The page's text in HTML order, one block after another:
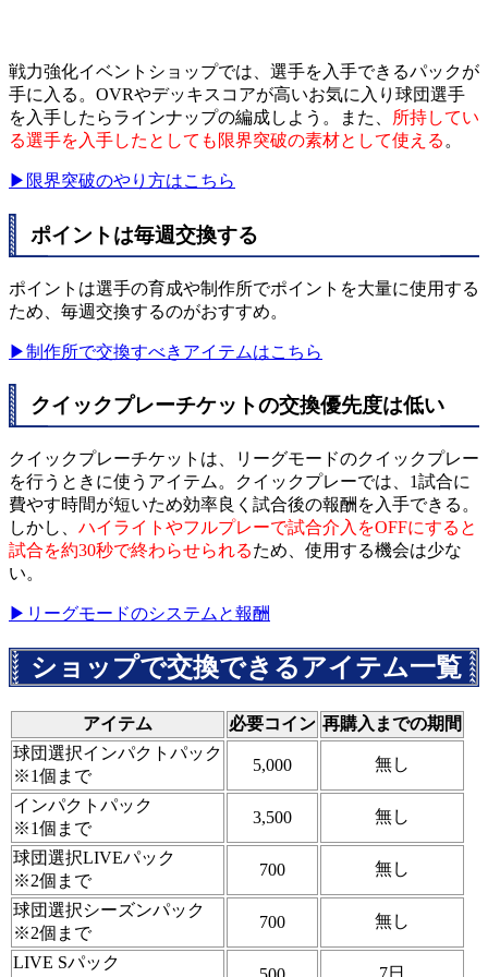
戦力強化イベントショップでは、選手を入手できるパックが
手に入る。OVRやデッキスコアが高いお気に入り球団選手
を入手したらラインナップの編成しよう。また、
所持してい
る選手を入手したとしても限界突破の素材として使える 。
▶限界突破のやり方はこちら
ポイントは毎週交換する
ポイントは選手の育成や制作所でポイントを大量に使用する
ため、毎週交換するのがおすすめ。
▶制作所で交換すべきアイテムはこちら
クイックプレーチケットの交換優先度は低い
クイックプレーチケットは、リーグモードのクイックプレー
を行うときに使うアイテム。クイックプレーでは、1試合に
費やす時間が短いため効率良く試合後の報酬を入手できる。
しかし、 ハイライトやフルプレーで試合介入をOFFにすると
試合を約30秒で終わらせられるため、使用する機会は少な
い。
▶リーグモードのシステムと報酬
ショップで交換できるアイテム一覧
アイテム 必要コイン 再購入までの期間
球団選択インパクトパック
※1個まで
5,000 無し
インパクトパック
※1個まで
3,500 無し
球団選択LIVEパック
※2個まで
700 無し
球団選択シーズンパック
※2個まで
700 無し
LIVE Sパック
7日